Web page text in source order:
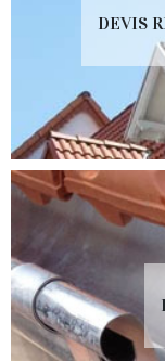
DEVIS